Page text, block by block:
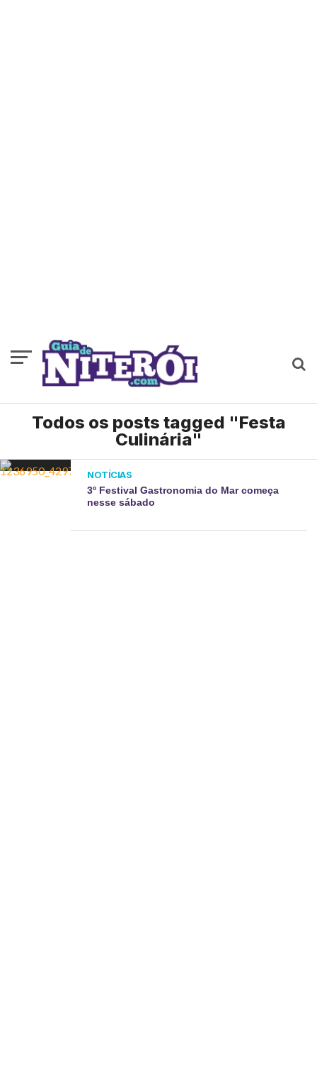
Todos os posts tagged "Festa
Culinária"
NOTÍCIAS
3º Festival Gastronomia do Mar começa
nesse sábado